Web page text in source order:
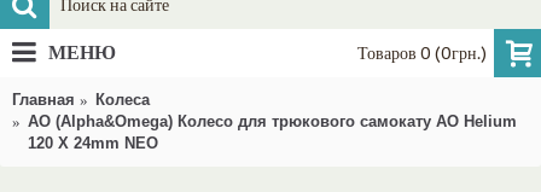
Товаров 0 (0грн.)
МЕНЮ
Главная
Колеса
AO (Alpha&Omega) Колесо для трюкового самокату AO Helium
120 X 24mm NEO